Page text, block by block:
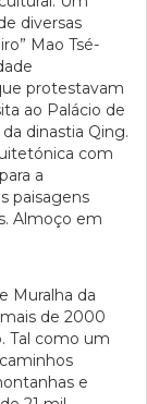
diversas
Mao Tsé-
protestavam
ao Palácio de
dinastia Qing.
com
a
paisagens
Almoço em
Muralha da
de 2000
Tal como um
e